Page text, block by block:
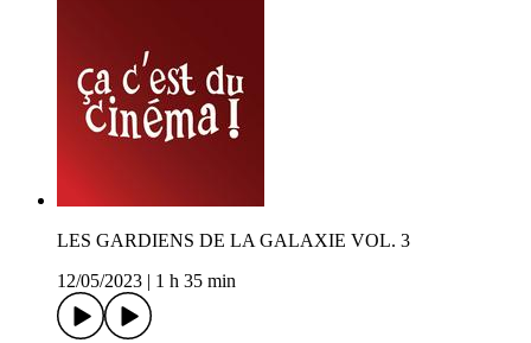
LES GARDIENS DE LA GALAXIE VOL. 3
12/05/2023
1 h 35 min